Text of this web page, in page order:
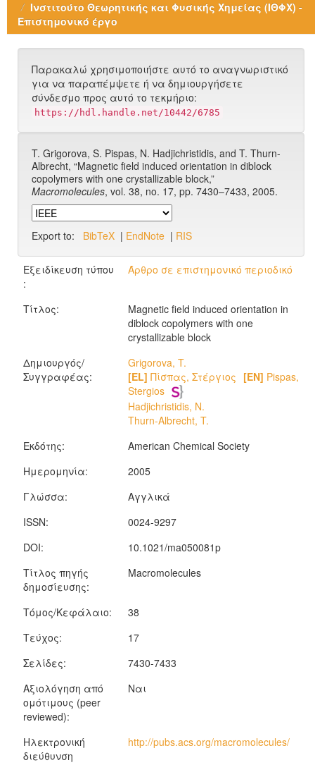
Ινστιτούτο Θεωρητικής και Φυσικής Χημείας (ΙΘΦΧ) -
Επιστημονικό έργο
Παρακαλώ χρησιμοποιήστε αυτό το αναγνωριστικό
για να παραπέμψετε ή να δημιουργήσετε
σύνδεσμο προς αυτό το τεκμήριο:
https://hdl.handle.net/10442/6785
T. Grigorova, S. Pispas, N. Hadjichristidis, and T. Thurn-
Albrecht, “Magnetic field induced orientation in diblock
copolymers with one crystallizable block,”
Macromolecules, vol. 38, no. 17, pp. 7430–7433, 2005.
Export to: BibTeX | EndNote | RIS
Εξειδίκευση τύπου
:
Άρθρο σε επιστημονικό περιοδικό
Τίτλος:
Magnetic field induced orientation in
diblock copolymers with one
crystallizable block
Δημιουργός/
Συγγραφέας:
Grigorova, T.
[EL] Πίσπας, Στέργιος [EN] Pispas,
Stergios
Hadjichristidis, N.
Thurn-Albrecht, T.
Εκδότης:
American Chemical Society
Ημερομηνία:
2005
Γλώσσα:
Αγγλικά
ISSN:
0024-9297
DOI:
10.1021/ma050081p
Τίτλος πηγής
δημοσίευσης:
Macromolecules
Τόμος/Κεφάλαιο:
38
Τεύχος:
17
Σελίδες:
7430-7433
Αξιολόγηση από
ομότιμους (peer
reviewed):
Ναι
Ηλεκτρονική
διεύθυνση
http://pubs.acs.org/macromolecules/